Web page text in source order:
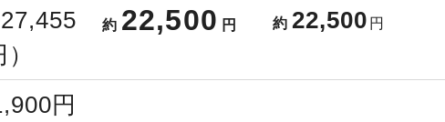
約 22,500 円 約 22,500 円
円